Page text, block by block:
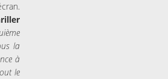
la
à
le